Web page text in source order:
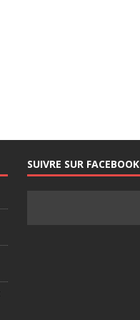
SUIVRE SUR FACEBOOK